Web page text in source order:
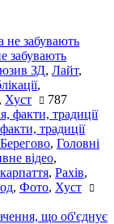
забувають
ЗД, Лайт,
,
, Хуст 787
традиції
Берегово, Головні
відео,
, Рахів,
, Фото, Хуст